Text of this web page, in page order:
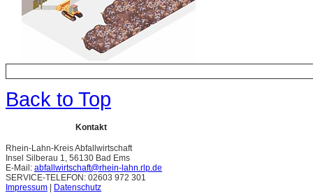
Back to Top
Kontakt
Rhein-Lahn-Kreis Abfallwirtschaft
Insel Silberau 1, 56130 Bad Ems
E-Mail: abfallwirtschaft@rhein-lahn.rlp.de
SERVICE-TELEFON: 02603 972 301
Impressum | Datenschutz